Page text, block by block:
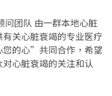
团队 由一群本地心脏
关心脏衰竭的专业医疗
的心”共同合作，希望
心脏衰竭的关注和认